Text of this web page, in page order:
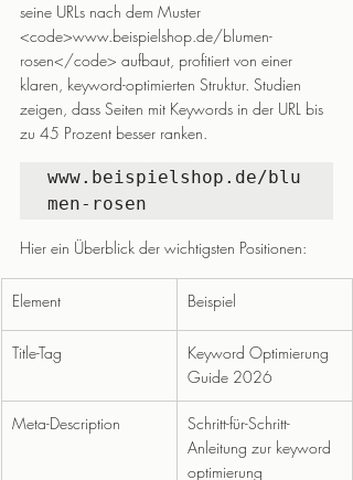
seine URLs nach dem Muster
<code>www.beispielshop.de/blumen-
rosen</code> aufbaut, profitiert von einer
klaren, keyword-optimierten Struktur. Studien
zeigen, dass Seiten mit Keywords in der URL bis
zu 45 Prozent besser ranken.
www.beispielshop.de/blu
men-rosen
Hier ein Überblick der wichtigsten Positionen:
Element Beispiel
Title-Tag
Keyword Optimierung
Guide 2026
Meta-Description
Schritt-für-Schritt-
Anleitung zur keyword
optimierung